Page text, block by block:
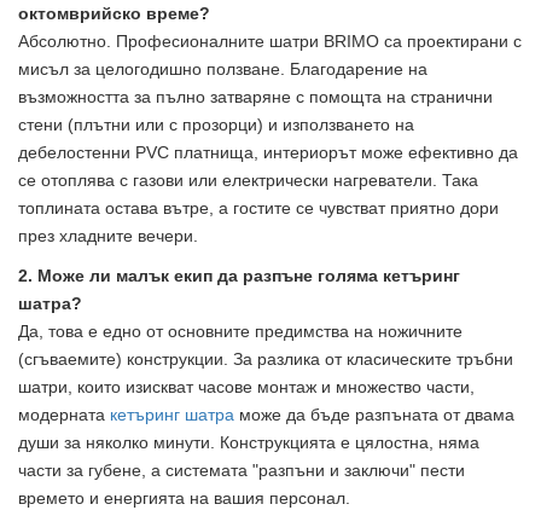
октомврийско време?
Абсолютно. Професионалните шатри BRIMO са проектирани с
мисъл за целогодишно ползване. Благодарение на
възможността за пълно затваряне с помощта на странични
стени (плътни или с прозорци) и използването на
дебелостенни PVC платнища, интериорът може ефективно да
се отоплява с газови или електрически нагреватели. Така
топлината остава вътре, а гостите се чувстват приятно дори
през хладните вечери.
2. Може ли малък екип да разпъне голяма кетъринг
шатра?
Да, това е едно от основните предимства на ножичните
(сгъваемите) конструкции. За разлика от класическите тръбни
шатри, които изискват часове монтаж и множество части,
модерната кетъринг шатра може да бъде разпъната от двама
души за няколко минути. Конструкцията е цялостна, няма
части за губене, а системата "разпъни и заключи" пести
времето и енергията на вашия персонал.